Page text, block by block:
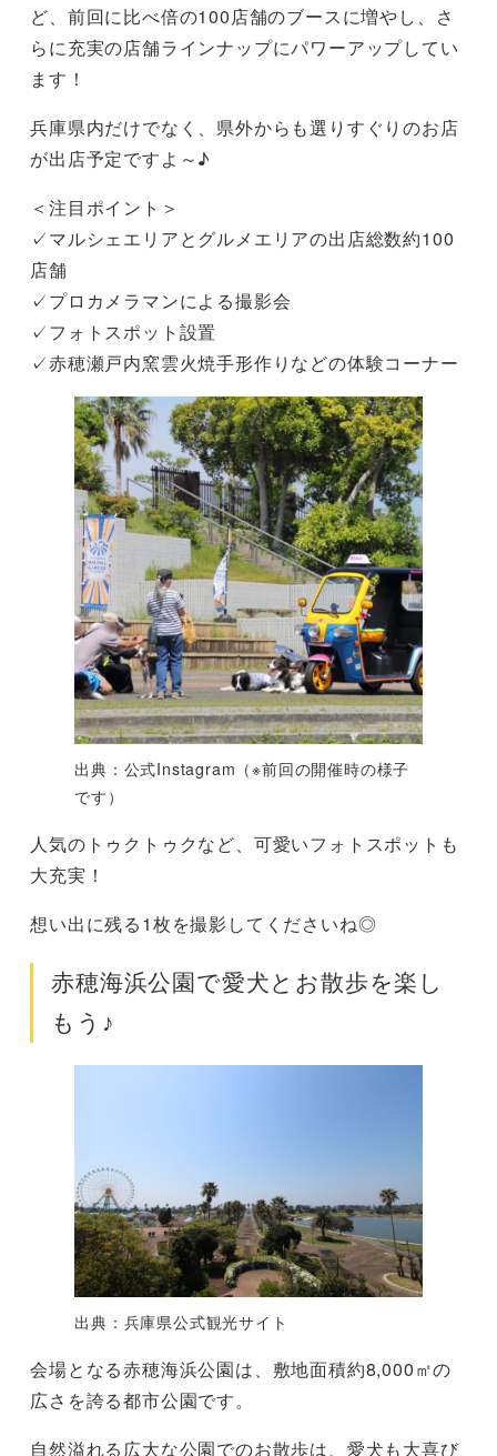
ど、前回に比べ倍の100店舗のブースに増やし、さ
らに充実の店舗ラインナップにパワーアップしてい
ます！
兵庫県内だけでなく、県外からも選りすぐりのお店
が出店予定ですよ～♪
＜注目ポイント＞
✓マルシェエリアとグルメエリアの出店総数約100
店舗
✓プロカメラマンによる撮影会
✓フォトスポット設置
✓赤穂瀬戸内窯雲火焼手形作りなどの体験コーナー
出典：公式Instagram（※前回の開催時の様子
です）
人気のトゥクトゥクなど、可愛いフォトスポットも
大充実！
想い出に残る1枚を撮影してくださいね◎
赤穂海浜公園で愛犬とお散歩を楽し
もう♪
出典：兵庫県公式観光サイト
会場となる赤穂海浜公園は、敷地面積約8,000㎡の
広さを誇る都市公園です。
自然溢れる広大な公園でのお散歩は、愛犬も大喜び